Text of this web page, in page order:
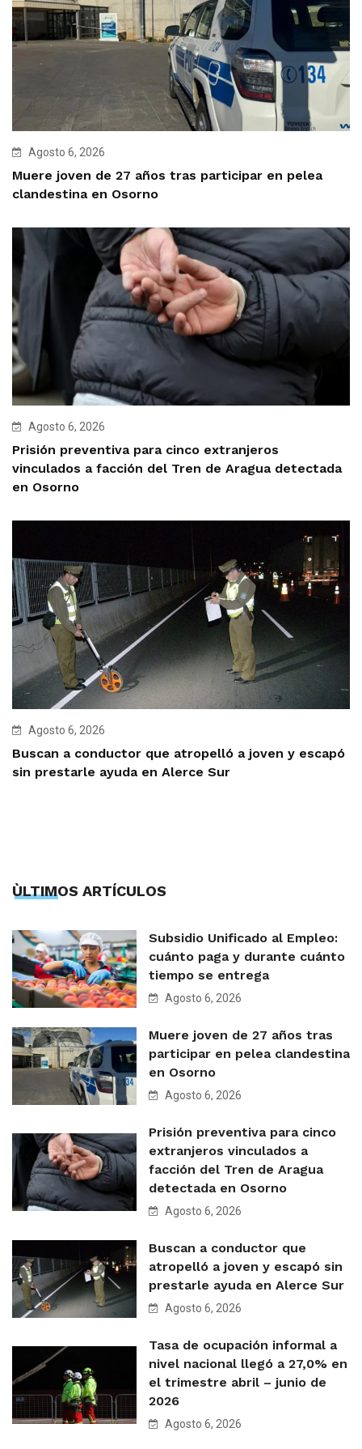
Agosto 6, 2026
Muere joven de 27 años tras participar en pelea
clandestina en Osorno
Agosto 6, 2026
Prisión preventiva para cinco extranjeros
vinculados a facción del Tren de Aragua detectada
en Osorno
Agosto 6, 2026
Buscan a conductor que atropelló a joven y escapó
sin prestarle ayuda en Alerce Sur
ÙLTIMOS ARTÍCULOS
Subsidio Unificado al Empleo:
cuánto paga y durante cuánto
tiempo se entrega
Agosto 6, 2026
Muere joven de 27 años tras
participar en pelea clandestina
en Osorno
Agosto 6, 2026
Prisión preventiva para cinco
extranjeros vinculados a
facción del Tren de Aragua
detectada en Osorno
Agosto 6, 2026
Buscan a conductor que
atropelló a joven y escapó sin
prestarle ayuda en Alerce Sur
Agosto 6, 2026
Tasa de ocupación informal a
nivel nacional llegó a 27,0% en
el trimestre abril – junio de
2026
Agosto 6, 2026